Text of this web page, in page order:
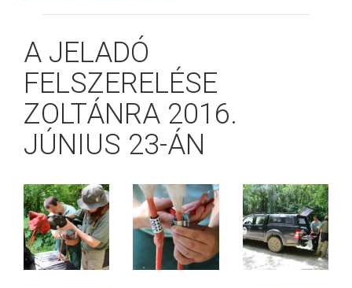
A JELADÓ
FELSZERELÉSE
ZOLTÁNRA 2016.
JÚNIUS 23-ÁN